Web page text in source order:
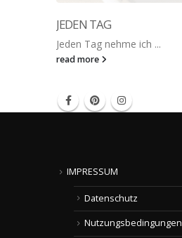
JEDEN TAG
Jeden Tag nehme ich ...
read more
IMPRESSUM
Datenschutz
Nutzungsbedingungen